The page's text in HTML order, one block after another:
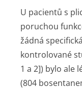
U pacientů s
poruchou
žádná
kontrolované
1 a 2]) bylo ale
(804